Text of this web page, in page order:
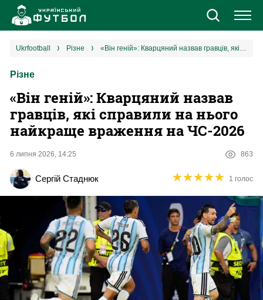
Новини
Єврокубки
УПЛ
2 ліга
Різне
Букмекери
Казино
ukrfootball різне «‎Він геній»: Кварцяний назвав гравців, які справили на нього найкраще враження на ЧС-2026
Різне
«‎Він геній»: Кварцяний назвав
гравців, які справили на нього
найкраще враження на ЧС-2026
6 липня 2026, 14:25 863
Сергій Стаднюк ★★★★★
★★★★★ 1 голос